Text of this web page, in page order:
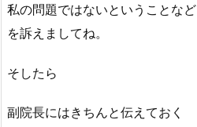
私の問題ではないということなど
を訴えましてね。
そしたら
副院長にはきちんと伝えておく